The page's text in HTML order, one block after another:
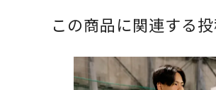
この商品に関連する